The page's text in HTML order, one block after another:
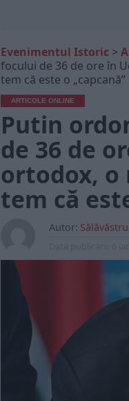
Evenimentul Istoric >
focului de 36 de ore în
tem că este o „capcană”
ARTICOLE ONLINE
Putin
de 36 de
ortodox, o
tem că
Autor: